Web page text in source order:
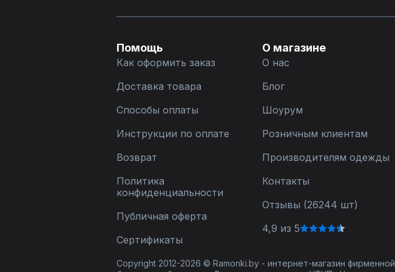
Помощь
Как оформить заказ
Доставка товара
Способы оплаты
Инструкции по оплате
Возврат
Политика
конфиденциальности
Публичная оферта
Сертификаты
О магазине
О нас
Блог
Шоурум
Розничным клиентам
Производителям одежды
Контакты
Отзывы (26244 шт)
4,9 из 5
Copyright 2012-2026 © Ramonki.by - интернет-магазин фирменной